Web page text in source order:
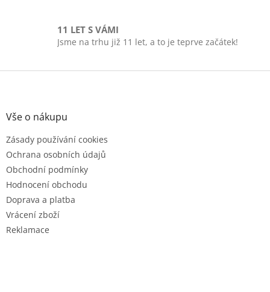
11 LET S VÁMI
Jsme na trhu již 11 let, a to je teprve začátek!
Z
Vše o nákupu
Zásady používání cookies
Ochrana osobních údajů
Obchodní podmínky
Hodnocení obchodu
Doprava a platba
Vrácení zboží
Reklamace